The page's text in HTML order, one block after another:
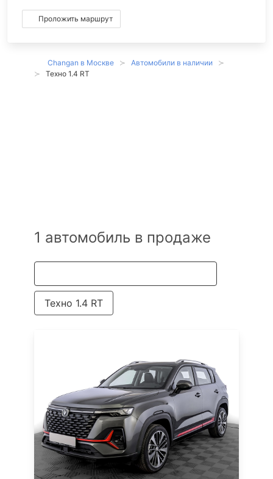
Проложить маршрут
Changan в Москве
Автомобили в наличии
Техно 1.4 RT
1 автомобиль в продаже
Техно 1.4 RT